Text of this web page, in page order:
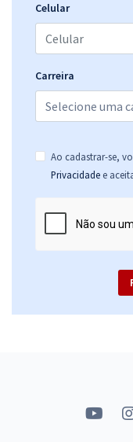
Celular
Carreira
Ao cadastrar-se,
Privacidade e